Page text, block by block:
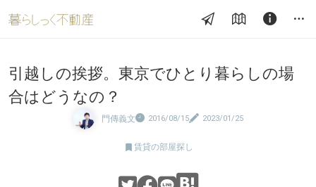
引越しの挨拶。東京でひとり暮らしの場
合はどうなの？
門傳義文 2016/08/15 2023/01/25
 賃貸の部屋探し